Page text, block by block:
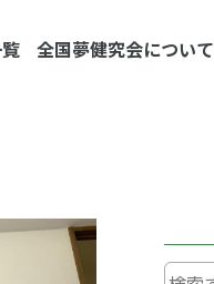
全国夢健究会について